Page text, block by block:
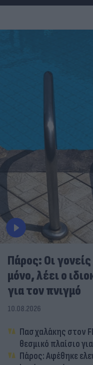
Πάρος: Οι
μόνο, λέει ο
για τον πνιγμό
10.08.2026
Πασχαλάκης στον
θεσμικό πλαίσιο
Πάρος: Αφέθηκε